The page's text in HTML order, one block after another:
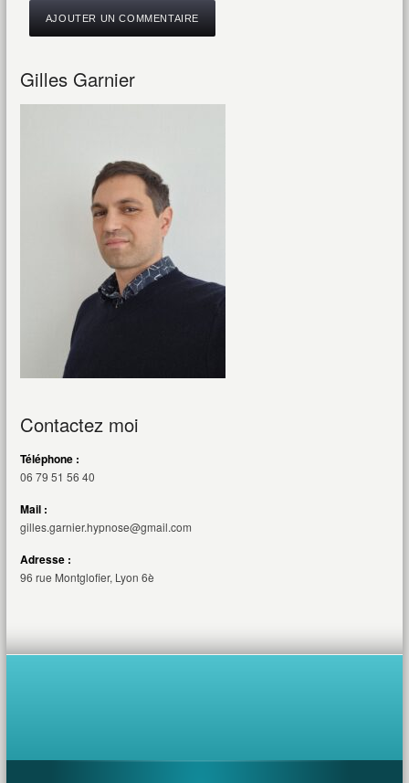
Gilles Garnier
Contactez moi
Téléphone :
06 79 51 56 40
Mail :
gilles.garnier.hypnose@gmail.com
Adresse :
96 rue Montglofier, Lyon 6è